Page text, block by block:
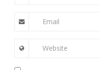
Email
Website